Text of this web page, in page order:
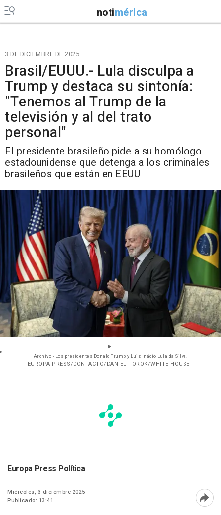
notimérica
3 DE DICIEMBRE DE 2025
Brasil/EUUU.- Lula disculpa a
Trump y destaca su sintonía:
"Tenemos al Trump de la
televisión y al del trato
personal"
El presidente brasileño pide a su homólogo
estadounidense que detenga a los criminales
brasileños que están en EEUU
Archivo - Los presidentes Donald Trump y Luiz Inácio Lula da Silva.
- EUROPA PRESS/CONTACTO/DANIEL TOROK/WHITE HOUSE
Europa Press Política
Miércoles, 3 diciembre 2025
Publicado: 13:41